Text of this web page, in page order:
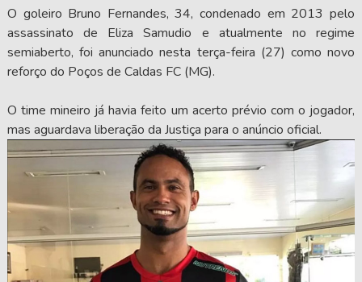
O goleiro Bruno Fernandes, 34, condenado em 2013 pelo
assassinato de Eliza Samudio e atualmente no regime
semiaberto, foi anunciado nesta terça-feira (27) como novo
reforço do Poços de Caldas FC (MG).
O time mineiro já havia feito um acerto prévio com o jogador,
mas aguardava liberação da Justiça para o anúncio oficial.